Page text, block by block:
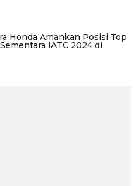
Honda Amankan Posisi Top
IATC 2024 di